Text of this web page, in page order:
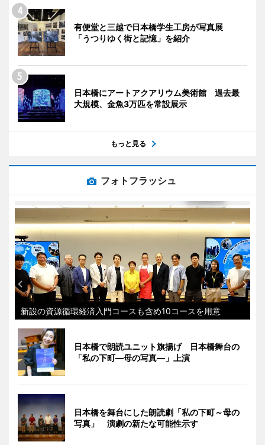
有便堂と三越で日本橋学生工房が写真展
「うつりゆく街と記憶」を紹介
日本橋にアートアクアリウム美術館 過去最
大規模、金魚3万匹を常設展示
もっと見る
フォトフラッシュ
新設の資源循環経済入門コースも含め10コースを用意
日本橋で朗読ユニット旗揚げ 日本橋舞台の
「私の下町―母の写真―」上演
日本橋を舞台にした朗読劇「私の下町～母の
写真」 演劇の新たな可能性示す